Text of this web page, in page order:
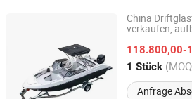
China
verkaufen,
hochwertiges
118.800,00-
1 Stück
Anfrage
Qingdao Holland Precision
Manufacturing Co., Ltd.
Shandong, China Seit